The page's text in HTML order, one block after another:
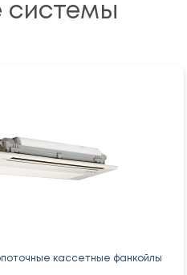
системы
кассетные фанкойлы